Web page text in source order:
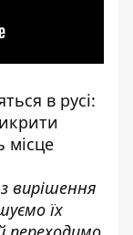
в русі:
місце
вирішення
їх